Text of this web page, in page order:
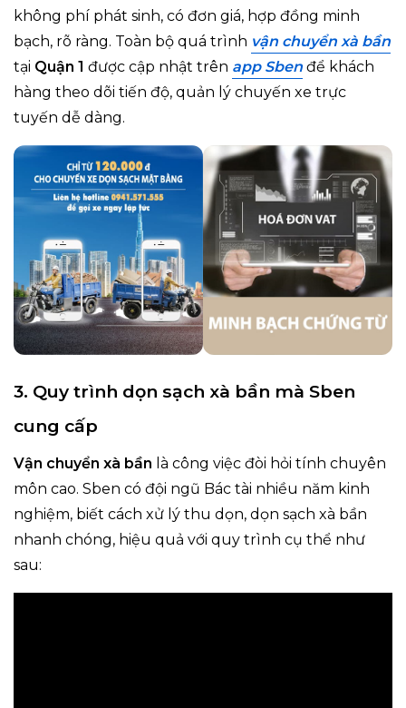
không phí phát sinh, có đơn giá, hợp đồng minh
bạch, rõ ràng. Toàn bộ quá trình vận chuyển xà bần
tại Quận 1 được cập nhật trên app Sben để khách
hàng theo dõi tiến độ, quản lý chuyến xe trực
tuyến dễ dàng.
3. Quy trình dọn sạch xà bần mà Sben
cung cấp
Vận chuyển xà bần là công việc đòi hỏi tính chuyên
môn cao. Sben có đội ngũ Bác tài nhiều năm kinh
nghiệm, biết cách xử lý thu dọn, dọn sạch xà bần
nhanh chóng, hiệu quả với quy trình cụ thể như
sau: